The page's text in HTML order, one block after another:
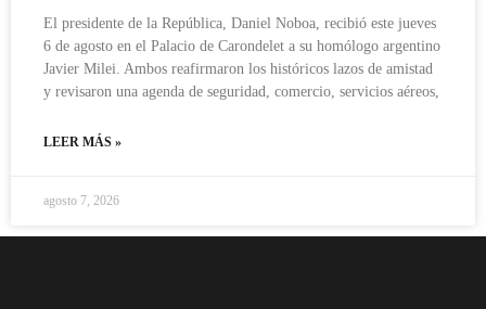
El presidente de la República, Daniel Noboa, recibió este jueves
6 de agosto en el Palacio de Carondelet a su homólogo argentino
Javier Milei. Ambos reafirmaron los históricos lazos de amistad
y revisaron una agenda de seguridad, comercio, servicios aéreos,
LEER MÁS »
agosto 7, 2026